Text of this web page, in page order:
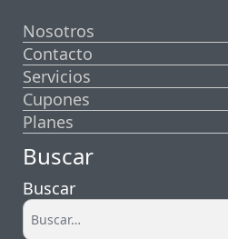
Nosotros
Contacto
Servicios
Cupones
Planes
Buscar
Buscar